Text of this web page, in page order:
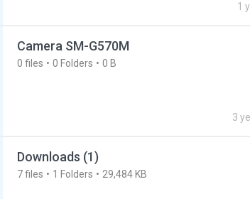
1
Camera SM-G570M
0 files 0 Folders 0 B
3
Downloads (1)
7files 1 Folders 29,484 KB